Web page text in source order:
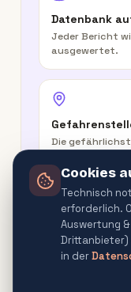
Datenbank
Jeder Bericht
ausgewertet.
Die
In der Route
Routenplaner
Gefahrenquellen.
Cookies
Technisch
erforderlich.
Auswertung
Drittanbieter)
in der